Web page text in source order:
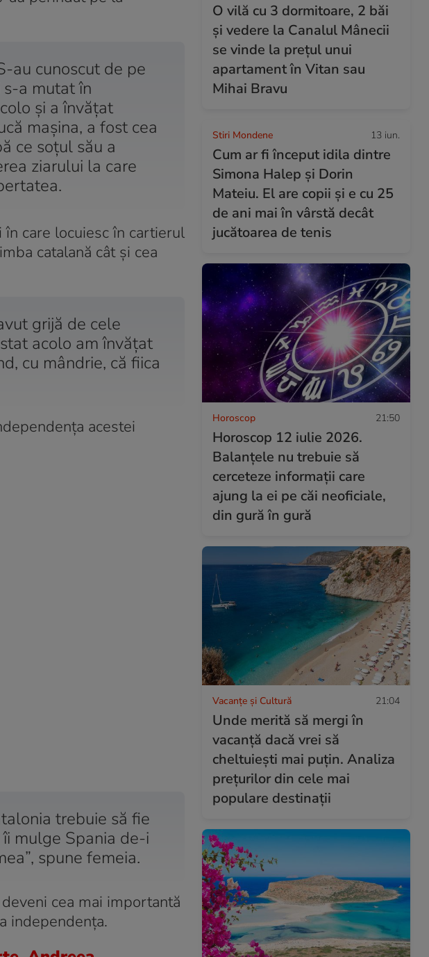
au cunoscut de pe
a mutat în
și a învățat
mașina, a fost cea
ce soțul său a
ziarului la care
în care locuiesc în cartierul
catalană cât și cea
grijă de cele
acolo am învățat
cu mândrie, că fiica
acestei
trebuie să fie
mulge Spania de-i
spune femeia.
cea mai importantă
independența.
O vilă cu 3 dormitoare, 2 băi
și vedere la Canalul Mânecii
se vinde la prețul unui
apartament în Vitan sau
Mihai Bravu
Stiri Mondene 13 iun.
Cum ar fi început idila dintre
Simona Halep și Dorin
Mateiu. El are copii și e cu 25
de ani mai în vârstă decât
jucătoarea de tenis
Horoscop 21:50
Horoscop 12 iulie 2026.
Balanțele nu trebuie să
cerceteze informații care
ajung la ei pe căi neoficiale,
din gură în gură
Vacanțe și Cultură 21:04
Unde merită să mergi în
vacanță dacă vrei să
cheltuiești mai puțin. Analiza
prețurilor din cele mai
populare destinații